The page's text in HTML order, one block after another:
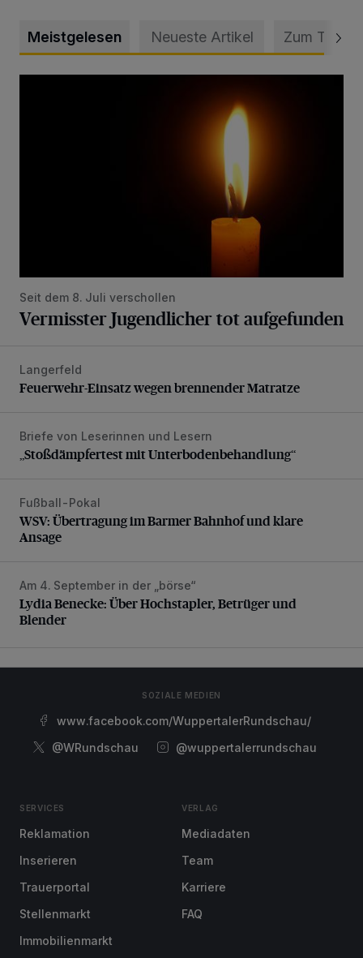
Meistgelesen Neueste Artikel Zum Thema
Seit dem 8. Juli verschollen
Vermisster Jugendlicher tot aufgefunden
Feuerwehr-Einsatz wegen brennender Matratze
Langerfeld
Feuerwehr-Einsatz wegen brennender Matratze
„Stoßdämpfertest mit Unterbodenbehandlung“
Briefe von Leserinnen und Lesern
„Stoßdämpfertest mit Unterbodenbehandlung“
WSV: Übertragung im Barmer Bahnhof und klare Ansage
Fußball-Pokal
WSV: Übertragung im Barmer Bahnhof und klare
Ansage
Lydia Benecke: Über Hochstapler, Betrüger und Blender
Am 4. September in der „börse“
Lydia Benecke: Über Hochstapler, Betrüger und
Blender
SOZIALE MEDIEN
www.facebook.com/WuppertalerRundschau/
@WRundschau
@wuppertalerrundschau
SERVICES
Reklamation
Inserieren
Trauerportal
Stellenmarkt
Immobilienmarkt
VERLAG
Mediadaten
Team
Karriere
FAQ